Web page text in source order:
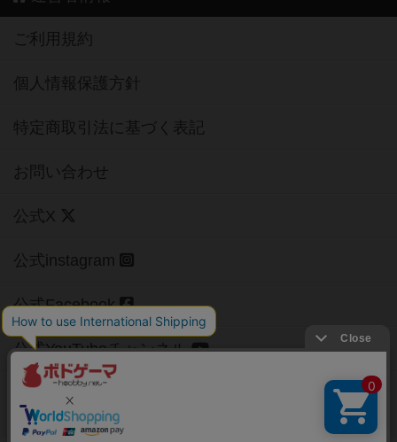
ご利用規約
個人情報保護方針
特定商取引法に基づく表記
お問い合わせ
公式X
公式instagram
公式Facebook
公式YouTubeチャンネル